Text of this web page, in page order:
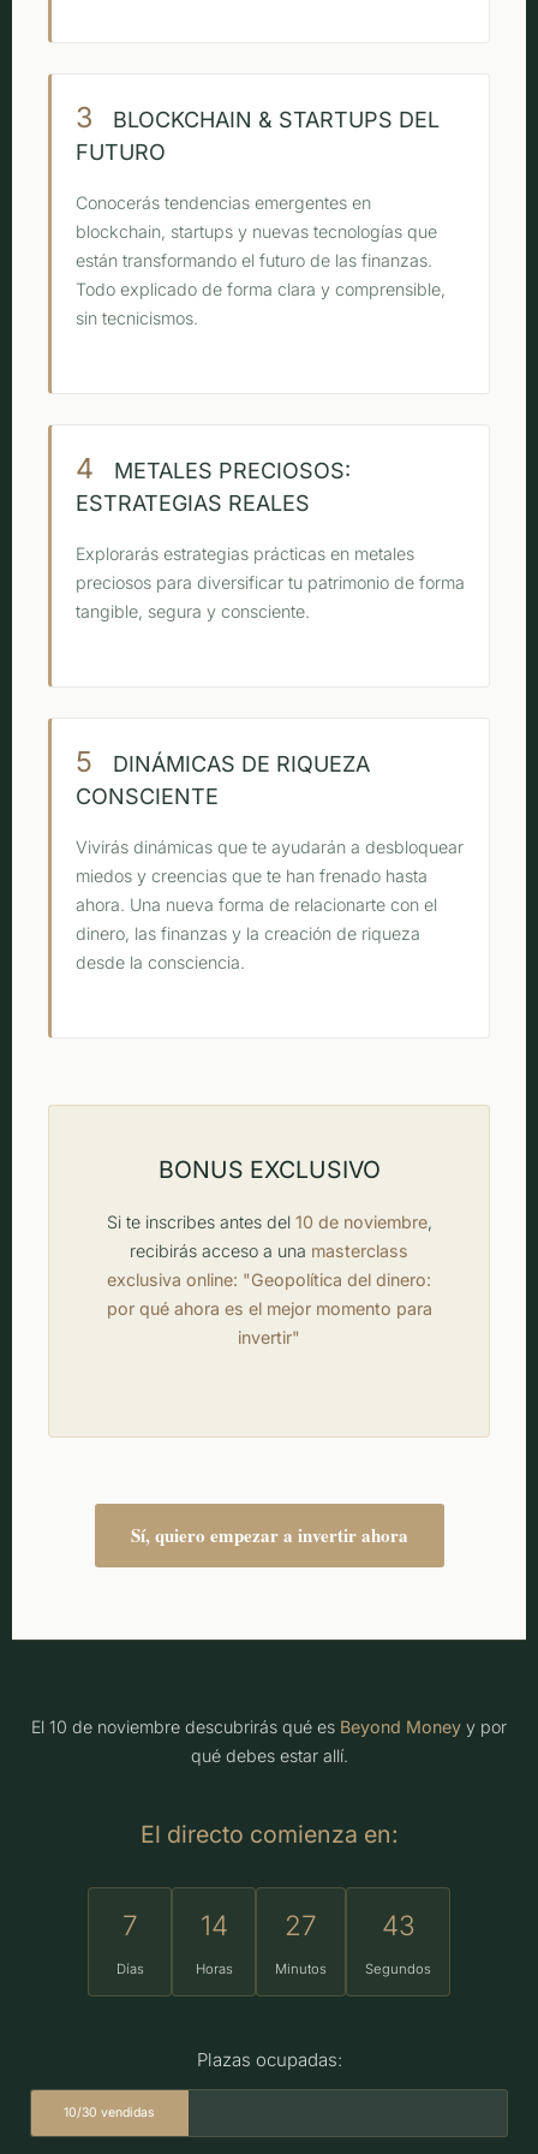
3
BLOCKCHAIN & STARTUPS DEL
FUTURO
Conocerás tendencias emergentes en
blockchain, startups y nuevas tecnologías que
están transformando el futuro de las finanzas.
Todo explicado de forma clara y comprensible,
sin tecnicismos.
4
METALES PRECIOSOS:
ESTRATEGIAS REALES
Explorarás estrategias prácticas en metales
preciosos para diversificar tu patrimonio de forma
tangible, segura y consciente.
5
DINÁMICAS DE RIQUEZA
CONSCIENTE
Vivirás dinámicas que te ayudarán a desbloquear
miedos y creencias que te han frenado hasta
ahora. Una nueva forma de relacionarte con el
dinero, las finanzas y la creación de riqueza
desde la consciencia.
BONUS EXCLUSIVO
Si te inscribes antes del 10 de noviembre,
recibirás acceso a una masterclass
exclusiva online: "Geopolítica del dinero:
por qué ahora es el mejor momento para
invertir"
Sí, quiero empezar a invertir ahora
El 10 de noviembre descubrirás qué es Beyond Money y por
qué debes estar allí.
El directo comienza en:
7
Días
14
Horas
27
Minutos
43
Segundos
Plazas ocupadas:
10/30 vendidas